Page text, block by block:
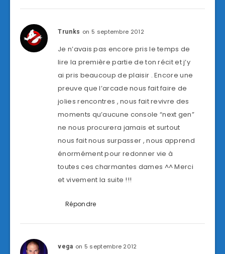
Trunks on 5 septembre 2012
Je n’avais pas encore pris le temps de
lire la première partie de ton récit et j’y
ai pris beaucoup de plaisir . Encore une
preuve que l’arcade nous fait faire de
jolies rencontres , nous fait revivre des
moments qu’aucune console “next gen”
ne nous procurera jamais et surtout
nous fait nous surpasser , nous apprend
énormément pour redonner vie à
toutes ces charmantes dames ^^ Merci
et vivement la suite !!!
Répondre
vega on 5 septembre 2012